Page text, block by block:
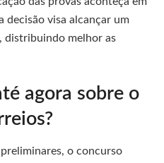
decisão visa alcançar um
distribuindo melhor as
agora sobre o
o concurso